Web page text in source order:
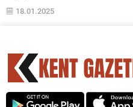
18.01.2025